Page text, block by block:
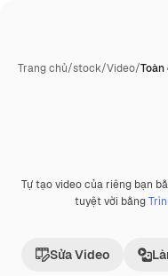
Trang chủ/stock/Video/Toàn
Phần thưởng
Tự tạo video của riêng bạn
tuyệt vời bằng
Sửa Video